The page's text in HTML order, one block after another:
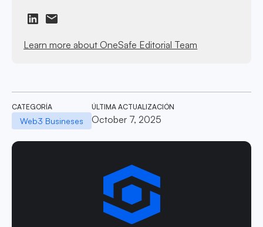
Learn more about OneSafe Editorial Team
CATEGORÍA
Web3 Busineses
ÚLTIMA ACTUALIZACIÓN
October 7, 2025